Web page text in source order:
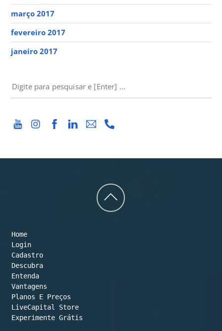
março 2017
fevereiro 2017
janeiro 2017
PESQUISAR
Back
Home
Login
Cadastro
Descubra
Entenda
Vantagens
Planos E Preços
LiveCapital Store
Experimente Grátis